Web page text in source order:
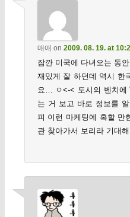
매애 on 2009. 08. 19. at
잠깐 미국에 다녀오는 동
재밌게 잘 하던데 역시 한
요… ㅇ<-< 도시의 벤치에
는 거 보고 바로 정보를
피 이런 마케팅에 혹할 만
관 찾아가서 보리라 기대